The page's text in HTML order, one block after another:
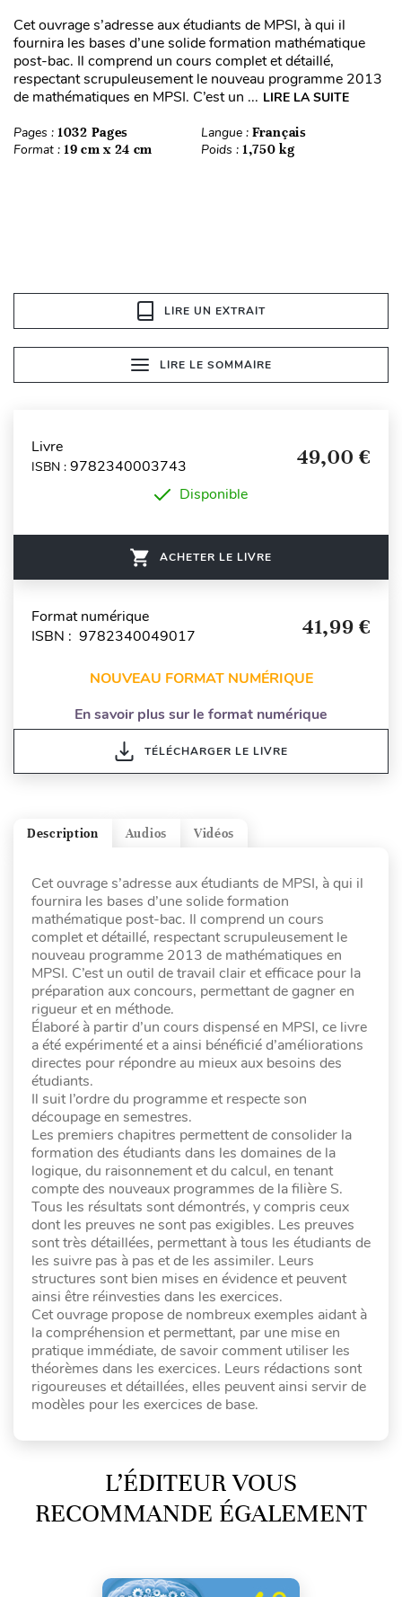
Cet ouvrage s’adresse aux étudiants de MPSI, à qui il
fournira les bases d’une solide formation mathématique
post-bac. Il comprend un cours complet et détaillé,
respectant scrupuleusement le nouveau programme 2013
de mathématiques en MPSI. C’est un ... LIRE LA SUITE
Pages : 1032 Pages Langue : Français
Format : 19 cm x 24 cm Poids : 1,750 kg
LIRE UN EXTRAIT
LIRE LE SOMMAIRE
Livre
ISBN : 9782340003743 49,00 €
Disponible
ACHETER LE LIVRE
Format numérique
ISBN : 9782340049017
41,99 €
NOUVEAU FORMAT NUMÉRIQUE
En savoir plus sur le format numérique
TÉLÉCHARGER LE LIVRE
Vidéos
Audios
Description
Cet ouvrage s’adresse aux étudiants de MPSI, à qui il
fournira les bases d’une solide formation
mathématique post-bac. Il comprend un cours
complet et détaillé, respectant scrupuleusement le
nouveau programme 2013 de mathématiques en
MPSI. C’est un outil de travail clair et efficace pour la
préparation aux concours, permettant de gagner en
rigueur et en méthode.
Élaboré à partir d’un cours dispensé en MPSI, ce livre
a été expérimenté et a ainsi bénéficié d’améliorations
directes pour répondre au mieux aux besoins des
étudiants.
Il suit l’ordre du programme et respecte son
découpage en semestres.
Les premiers chapitres permettent de consolider la
formation des étudiants dans les domaines de la
logique, du raisonnement et du calcul, en tenant
compte des nouveaux programmes de la filière S.
Tous les résultats sont démontrés, y compris ceux
dont les preuves ne sont pas exigibles. Les preuves
sont très détaillées, permettant à tous les étudiants de
les suivre pas à pas et de les assimiler. Leurs
structures sont bien mises en évidence et peuvent
ainsi être réinvesties dans les exercices.
Cet ouvrage propose de nombreux exemples aidant à
la compréhension et permettant, par une mise en
pratique immédiate, de savoir comment utiliser les
théorèmes dans les exercices. Leurs rédactions sont
rigoureuses et détaillées, elles peuvent ainsi servir de
modèles pour les exercices de base.
L’ÉDITEUR VOUS
RECOMMANDE ÉGALEMENT